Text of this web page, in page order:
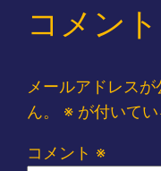
コメン
メールアドレス
ん。
※ が付いて
コメント ※